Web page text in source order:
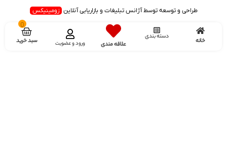
طراحی و توسعه توسط آژانس تبلیغات و بازاریابی آنلاین زومینیکس
دسته بندی
علاقه مندی
ورود و عضویت سبد خرید